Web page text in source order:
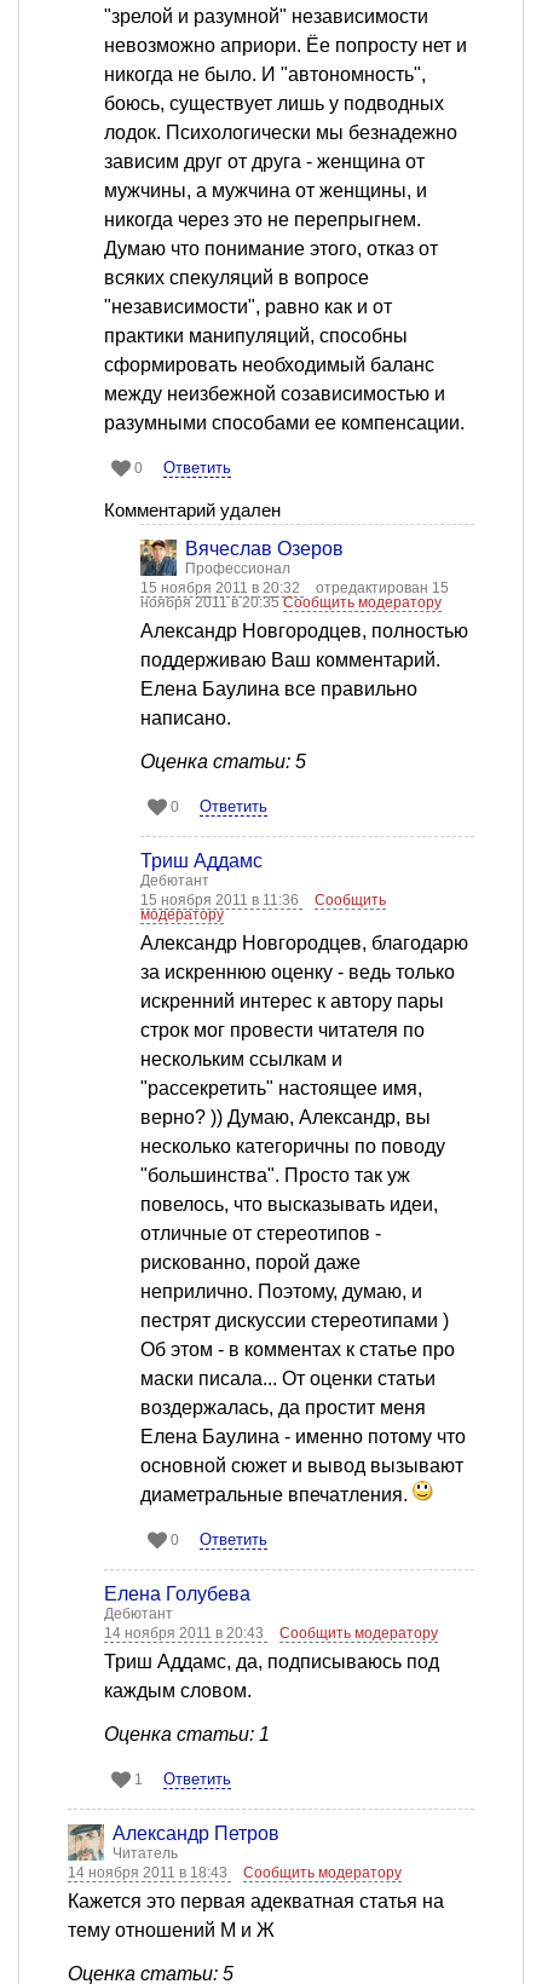
"зрелой и разумной" независимости
невозможно априори. Ёе попросту нет и
никогда не было. И "автономность",
боюсь, существует лишь у подводных
лодок. Психологически мы безнадежно
зависим друг от друга - женщина от
мужчины, а мужчина от женщины, и
никогда через это не перепрыгнем.
Думаю что понимание этого, отказ от
всяких спекуляций в вопросе
"независимости", равно как и от
практики манипуляций, способны
сформировать необходимый баланс
между неизбежной созависимостью и
разумными способами ее компенсации.
0 Ответить
Комментарий удален
Вячеслав Озеров
Профессионал
15 ноября 2011 в 20:32
отредактирован 15
ноября 2011 в 20:35Сообщить модератору
Александр Новгородцев, полностью
поддерживаю Ваш комментарий.
Елена Баулина все правильно
написано.
Оценка статьи: 5
0 Ответить
Триш Аддамс
Дебютант
15 ноября 2011 в 11:36
Сообщить
модератору
Александр Новгородцев, благодарю
за искреннюю оценку - ведь только
искренний интерес к автору пары
строк мог провести читателя по
нескольким ссылкам и
"рассекретить" настоящее имя,
верно? )) Думаю, Александр, вы
несколько категоричны по поводу
"большинства". Просто так уж
повелось, что высказывать идеи,
отличные от стереотипов -
рискованно, порой даже
неприлично. Поэтому, думаю, и
пестрят дискуссии стереотипами )
Об этом - в комментах к статье про
маски писала... От оценки статьи
воздержалась, да простит меня
Елена Баулина - именно потому что
основной сюжет и вывод вызывают
диаметральные впечатления.
0 Ответить
Елена Голубева
Дебютант
14 ноября 2011 в 20:43
Сообщить модератору
Триш Аддамс, да, подписываюсь под
каждым словом.
Оценка статьи: 1
1 Ответить
Александр Петров
Читатель
14 ноября 2011 в 18:43
Сообщить модератору
Кажется это первая адекватная статья на
тему отношений М и Ж
Оценка статьи: 5